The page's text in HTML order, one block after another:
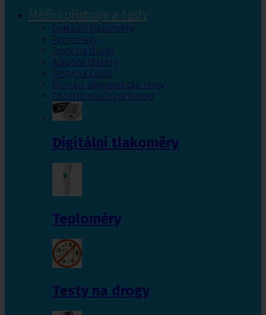
Měřící přístroje a testy
Digitální tlakoměry
Teploměry
Testy na drogy
Alkohol testery
Testy na Covid
Domácí diagnostické testy
Ostatní měřící přístroje
Digitální tlakoměry
Teploměry
Testy na drogy